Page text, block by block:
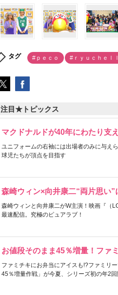
タグ #ｐｅｃｏ #ｒｙｕｃｈｅｌｌ
注目★トピックス
マクドナルドが40年にわたり支
ユニフォームの右袖には出場者のみに与え
球児たちが頂点を目指す
森崎ウィン×向井康二“両片思い”
森崎ウィンと向井康二がW主演！映画『（
最速配信。究極のピュアラブ！
お値段そのまま45％増量！ファ
ファミチキにお弁当にアイスも!?ファミリ
45％増量作戦」が今夏、シリーズ初の年2回